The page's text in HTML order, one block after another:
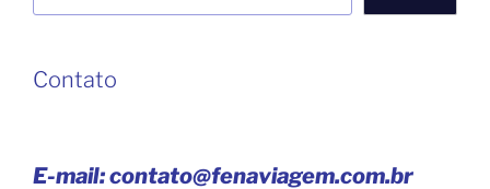
Contato
E-mail: contato@fenaviagem.com.br